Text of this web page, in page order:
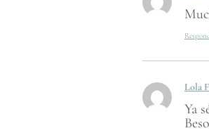
Lola
Ya